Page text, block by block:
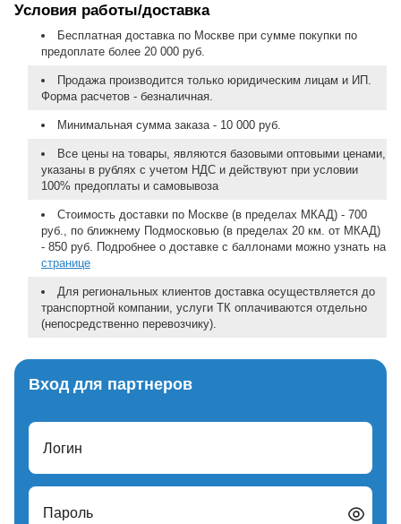
Условия работы/доставка
Бесплатная доставка по Москве при сумме покупки по
предоплате более 20 000 руб.
Продажа производится только юридическим лицам и ИП.
Форма расчетов - безналичная.
Минимальная сумма заказа - 10 000 руб.
Все цены на товары, являются базовыми оптовыми ценами,
указаны в рублях с учетом НДС и действуют при условии
100% предоплаты и самовывоза
Стоимость доставки по Москве (в пределах МКАД) - 700
руб., по ближнему Подмосковью (в пределах 20 км. от МКАД)
- 850 руб. Подробнее о доставке с баллонами можно узнать на
странице
Для региональных клиентов доставка осуществляется до
транспортной компании, услуги ТК оплачиваются отдельно
(непосредственно перевозчику).
Вход для партнеров
Логин
Пароль